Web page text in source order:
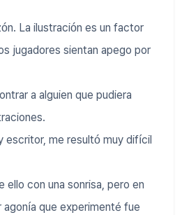
La ilustración es un factor
jugadores sientan apego por
a alguien que pudiera
escritor, me resultó muy difícil
ello con una sonrisa, pero en
agonía que experimenté fue